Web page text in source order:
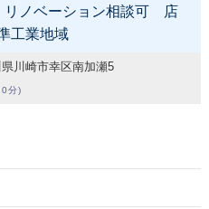
ノベーション相談可 店
工業地域
川崎市幸区南加瀬5
分)